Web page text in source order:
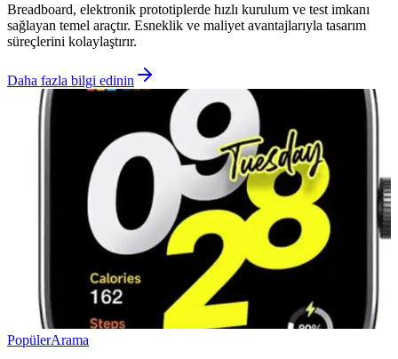
Breadboard, elektronik prototiplerde hızlı kurulum ve test imkanı
sağlayan temel araçtır. Esneklik ve maliyet avantajlarıyla tasarım
süreçlerini kolaylaştırır.
Daha fazla bilgi edinin
PopülerArama